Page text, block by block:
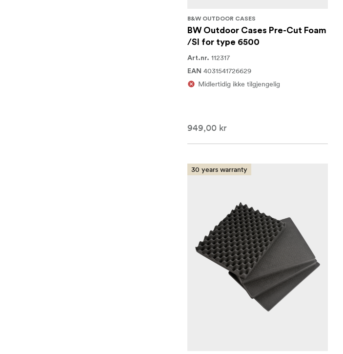
B&W OUTDOOR CASES
BW Outdoor Cases Pre-Cut Foam
/SI for type 6500
Art.nr. 112317
EAN 4031541726629
Midlertidig ikke tilgjengelig
949,00 kr
30 years warranty